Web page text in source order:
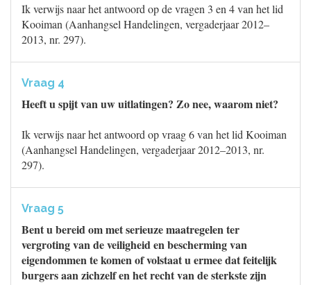
Ik verwijs naar het antwoord op de vragen 3 en 4 van het lid
Kooiman (Aanhangsel Handelingen, vergaderjaar 2012–
2013, nr. 297).
Vraag 4
Heeft u spijt van uw uitlatingen? Zo nee, waarom niet?
Ik verwijs naar het antwoord op vraag 6 van het lid Kooiman
(Aanhangsel Handelingen, vergaderjaar 2012–2013, nr.
297).
Vraag 5
Bent u bereid om met serieuze maatregelen ter
vergroting van de veiligheid en bescherming van
eigendommen te komen of volstaat u ermee dat feitelijk
burgers aan zichzelf en het recht van de sterkste zijn